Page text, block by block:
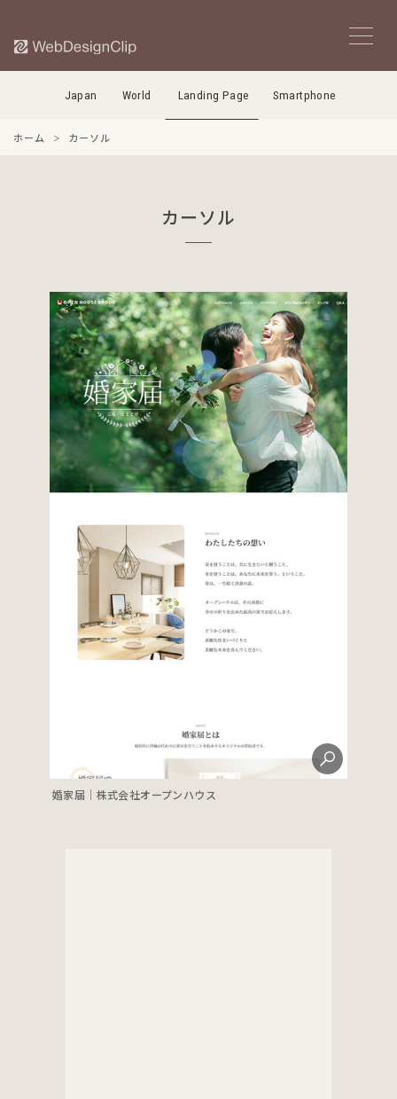
Japan World Landing Page Smartphone
ホーム カーソル
カーソル
婚家届｜株式会社オープンハウス